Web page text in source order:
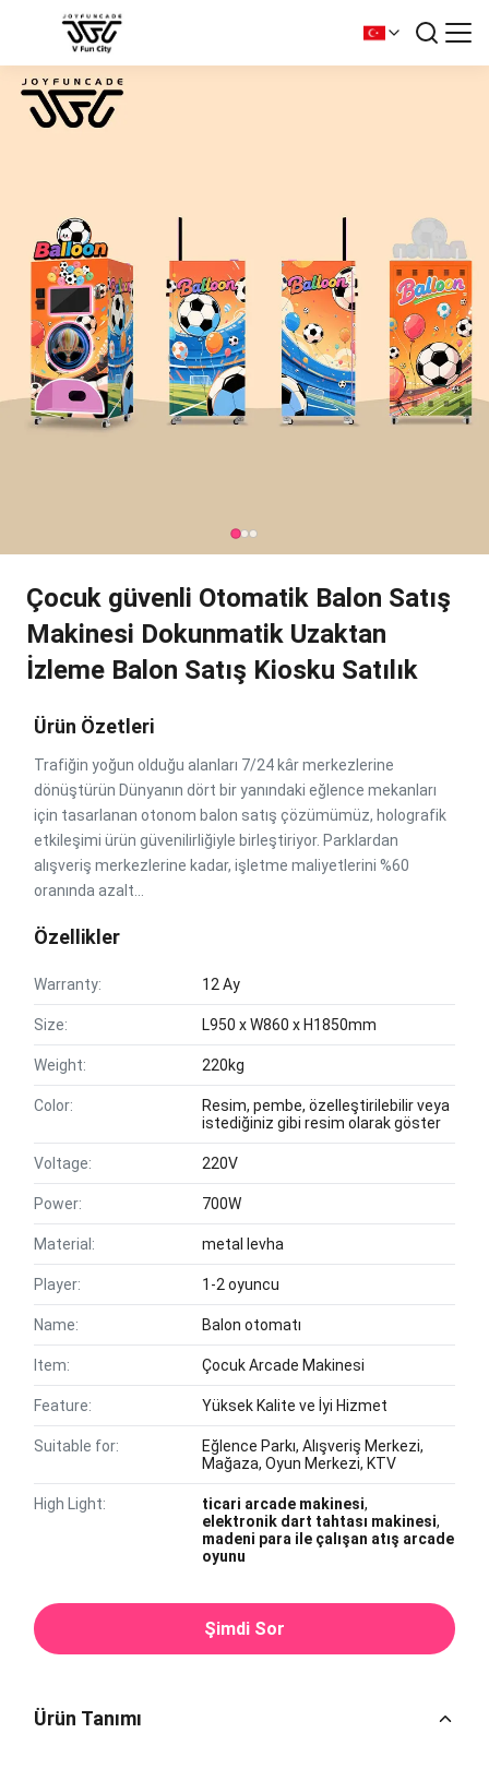
Çocuk güvenli Otomatik Balon Satış
Makinesi Dokunmatik Uzaktan
İzleme Balon Satış Kiosku Satılık
Ürün Özetleri
Trafiğin yoğun olduğu alanları 7/24 kâr merkezlerine
dönüştürün Dünyanın dört bir yanındaki eğlence mekanları
için tasarlanan otonom balon satış çözümümüz, holografik
etkileşimi ürün güvenilirliğiyle birleştiriyor. Parklardan
alışveriş merkezlerine kadar, işletme maliyetlerini %60
oranında azalt...
Özellikler
Warranty: 12 Ay
Size: L950 x W860 x H1850mm
Weight: 220kg
Color:
Resim, pembe, özelleştirilebilir veya
istediğiniz gibi resim olarak göster
Voltage: 220V
Power: 700W
Material: metal levha
Player: 1-2 oyuncu
Name: Balon otomatı
Item: Çocuk Arcade Makinesi
Feature: Yüksek Kalite ve İyi Hizmet
Suitable for:
Eğlence Parkı, Alışveriş Merkezi,
Mağaza, Oyun Merkezi, KTV
High Light: ticari arcade makinesi,
elektronik dart tahtası makinesi,
madeni para ile çalışan atış arcade
oyunu
Şimdi Sor
Ürün Tanımı